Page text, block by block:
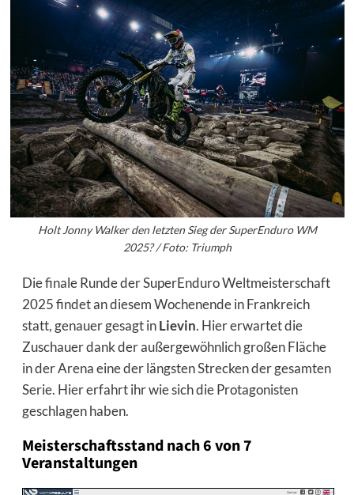
Holt Jonny Walker den letzten Sieg der SuperEnduro WM
2025? / Foto: Triumph
Die finale Runde der SuperEnduro Weltmeisterschaft
2025 findet an diesem Wochenende in Frankreich
statt, genauer gesagt inLievin. Hier erwartet die
Zuschauer dank der außergewöhnlich großen Fläche
in der Arena eine der längsten Strecken der gesamten
Serie. Hier erfahrt ihr wie sich die Protagonisten
geschlagen haben.
Meisterschaftsstand nach 6 von 7
Veranstaltungen